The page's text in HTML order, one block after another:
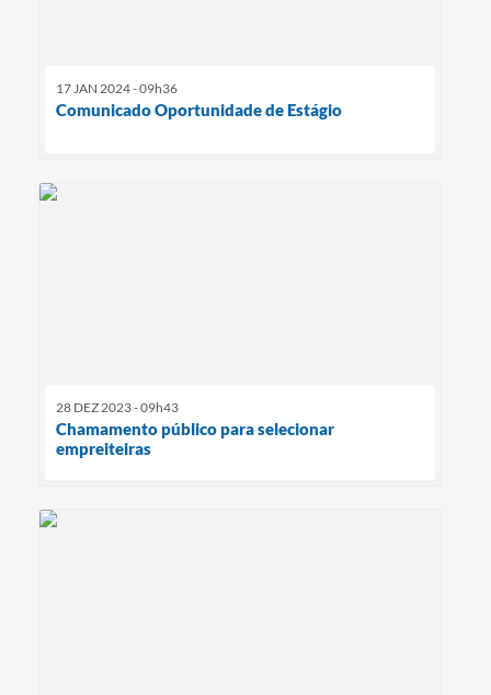
17 JAN 2024 - 09h36
Comunicado Oportunidade de Estágio
28 DEZ 2023 - 09h43
Chamamento público para selecionar
empreiteiras